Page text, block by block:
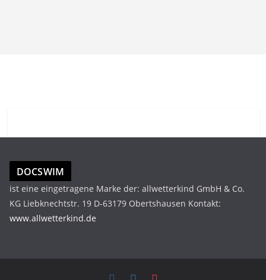
DOCSWIM
ist eine eingetragene Marke der: allwetterkind GmbH & Co.
KG Liebknechtstr. 19 D-63179 Obertshausen Kontakt:
www.allwetterkind.de